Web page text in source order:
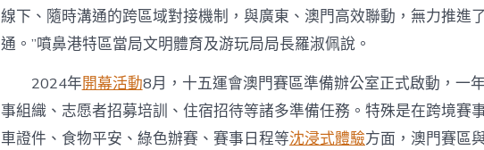
線下、隨時溝通的跨區域對接機制，與廣東、澳門高效聯動，無力推進
通。”噴鼻港特區當局文明體育及游玩局局長羅淑佩說。
2024年開幕活動8月，十五運會澳門賽區準備辦公室正式啟動，一
事組織、志愿者招募培訓、住宿招待等諸多準備任務。特殊是在跨境賽
車證件、食物平安、綠色辦賽、賽事日程等沈浸式體驗方面，澳門賽區